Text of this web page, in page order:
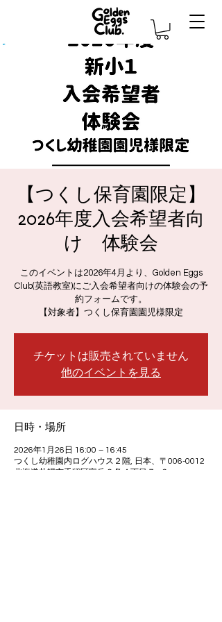
【つくし保育園限定】
2026年度入会希望者向
け 体験会
このイベントは2026年4月より、Golden Eggs
Club(英語教室)にご入会希望者向けの体験会の予
約フォームです。
【対象者】つくし保育園園児様限定
チケットは販売されていません
他のイベントを見る
日時・場所
2026年1月26日 16:00 – 16:45
つくし幼稚園内ログハウス２階, 日本、〒006-0012
北海道札幌市手稲区富丘２条４丁目７−６